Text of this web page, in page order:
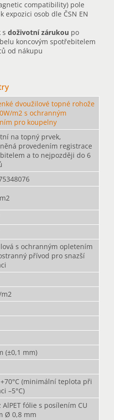
compatibility) pole
expozici osob dle ČSN EN
s doživotní zárukou po
koncovým spotřebitelem
od nákupu
dvoužilové topné rohože
m2 s ochranným
pro koupelny
na topný prvek,
provedením registrace
a to nejpozději do 6
s ochranným opletením
přívod pro snazší
m2
(±0,1 mm)
(minimální teplota při
–5°C)
AlPET fólie s posílením CU
Ø 0,8 mm